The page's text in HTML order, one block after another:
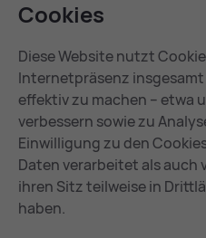
Coo­kies
Diese Website nutzt
Internetpräsenz
effektiv zu machen – etwa
verbessern sowie zu
Einwilligung zu den
Daten verarbeitet als
ihren Sitz teilweise in
haben.